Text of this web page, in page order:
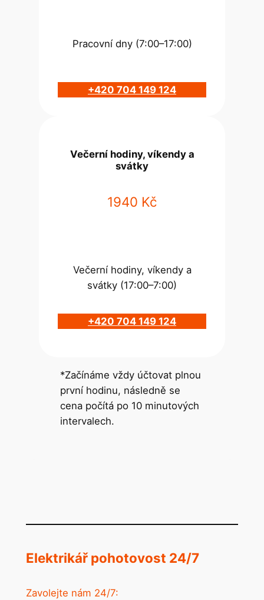
Pracovní dny (7:00–17:00)
+420 704 149 124
Večerní hodiny, víkendy a
svátky
1940 Kč
Večerní hodiny, víkendy a
svátky (17:00–7:00)
+420 704 149 124
*Začínáme vždy účtovat plnou
první hodinu, následně se
cena počítá po 10 minutových
intervalech.
Elektrikář pohotovost 24/7
Zavolejte nám 24/7: